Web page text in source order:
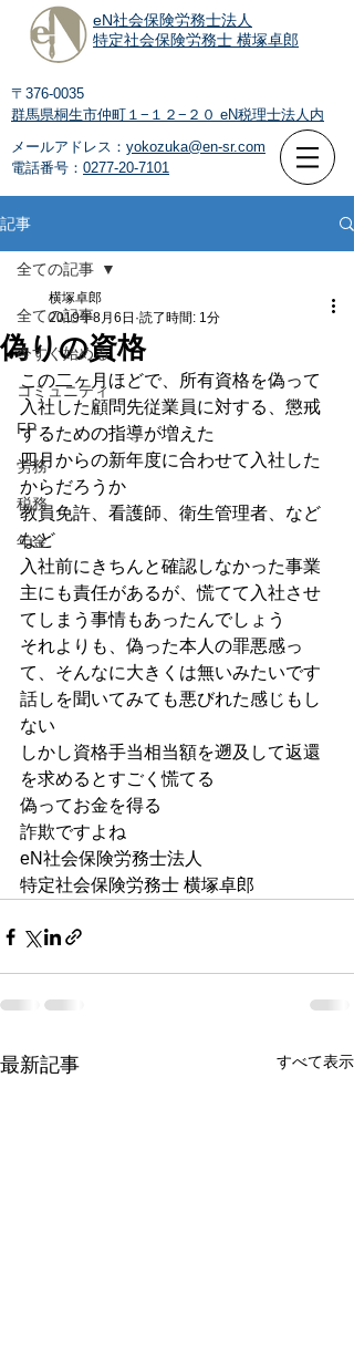
eN社会保険労務士法人
特定社会保険労務士 横塚卓郎
〒376-0035
群馬県桐生市仲町１−１２−２０ eN税理士法人内
メールアドレス： yokozuka@en-sr.com
電話番号： 0277-20-7101
記事
全ての記事
今すぐ始める
コミュニティ
FP
労務
税務
年金
全ての記事
偽りの資格
横塚卓郎
2019年8月6日 読了時間: 1分
この二ヶ月ほどで、所有資格を偽って
入社した顧問先従業員に対する、懲戒
するための指導が増えた
四月からの新年度に合わせて入社した
からだろうか
教員免許、看護師、衛生管理者、など
など
入社前にきちんと確認しなかった事業
主にも責任があるが、慌てて入社させ
てしまう事情もあったんでしょう
それよりも、偽った本人の罪悪感っ
て、そんなに大きくは無いみたいです
話しを聞いてみても悪びれた感じもし
ない
しかし資格手当相当額を遡及して返還
を求めるとすごく慌てる
偽ってお金を得る
詐欺ですよね
eN社会保険労務士法人
特定社会保険労務士 横塚卓郎
最新記事 すべて表示